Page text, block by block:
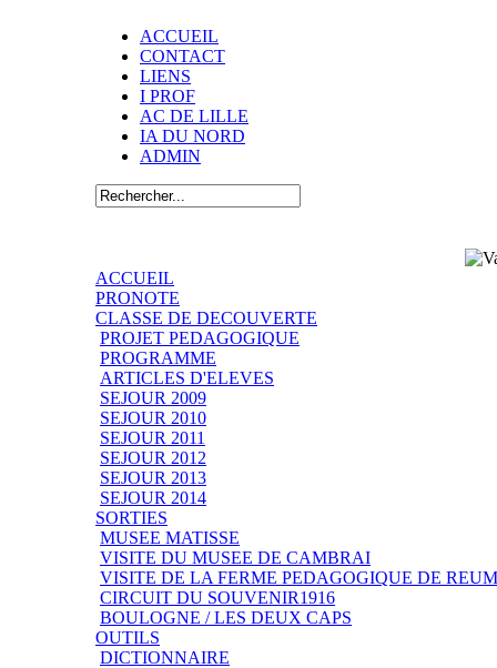
ACCUEIL
CONTACT
LIENS
I PROF
AC DE LILLE
IA DU NORD
ADMIN
ACCUEIL
PRONOTE
CLASSE DE DECOUVERTE
PROJET PEDAGOGIQUE
PROGRAMME
ARTICLES D'ELEVES
SEJOUR 2009
SEJOUR 2010
SEJOUR 2011
SEJOUR 2012
SEJOUR 2013
SEJOUR 2014
SORTIES
MUSEE MATISSE
VISITE DU MUSEE DE CAMBRAI
VISITE DE LA FERME PEDAGOGIQUE DE
CIRCUIT DU SOUVENIR1916
BOULOGNE / LES DEUX CAPS
OUTILS
DICTIONNAIRE